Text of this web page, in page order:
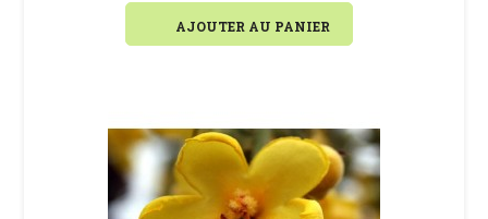
AJOUTER AU PANIER